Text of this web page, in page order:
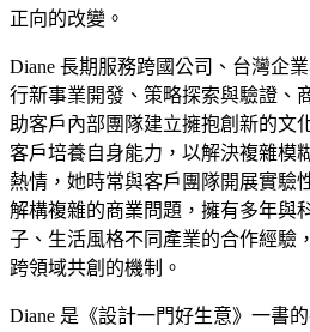
正向的改變。
Diane 長期服務跨國公司、台灣企
行新事業開發、策略探索與驗證、
助客戶內部團隊建立擁抱創新的文
客戶培養自身能力，以解決複雜模
熱情， 她時常與客戶團隊開展實驗
解構複雜的商業問題，擁有多年與
子、生活風格不同產業的合作經驗
跨領域共創的機制。
Diane 是 《設計一門好生意》 一書